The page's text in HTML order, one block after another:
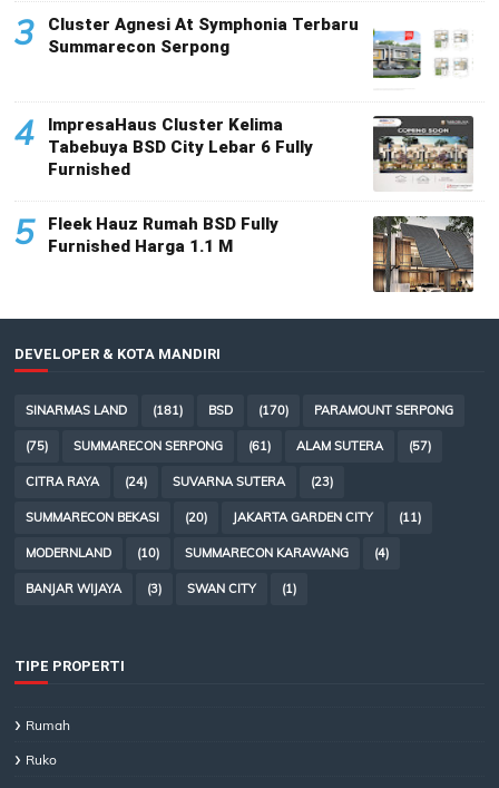
3
Cluster Agnesi At Symphonia Terbaru
Summarecon Serpong
4
ImpresaHaus Cluster Kelima
Tabebuya BSD City Lebar 6 Fully
Furnished
5
Fleek Hauz Rumah BSD Fully
Furnished Harga 1.1 M
DEVELOPER & KOTA MANDIRI
SINARMAS LAND (181) BSD (170) PARAMOUNT SERPONG
(75) SUMMARECON SERPONG (61) ALAM SUTERA (57)
CITRA RAYA (24) SUVARNA SUTERA (23)
SUMMARECON BEKASI (20) JAKARTA GARDEN CITY (11)
MODERNLAND (10) SUMMARECON KARAWANG (4)
BANJAR WIJAYA (3) SWAN CITY (1)
TIPE PROPERTI
Rumah
Ruko